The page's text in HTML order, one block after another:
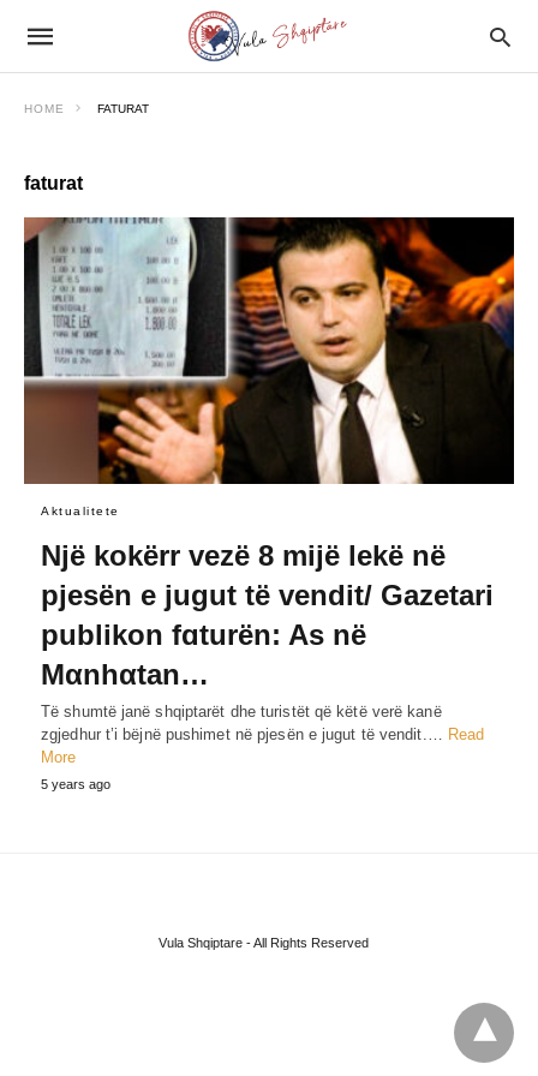
HOME FATURAT
faturat
Aktualitete
Një kokërr vezë 8 mijë lekë në
pjesën e jugut të vendit/ Gazetari
publikon fɑturën: As në
Mαnhαtan…
Të shumtë janë shqiptarët dhe turistët që këtë verë kanë
zgjedhur t’i bëjnë pushimet në pjesën e jugut të vendit.… Read
More
5 years ago
Vula Shqiptare - All Rights Reserved